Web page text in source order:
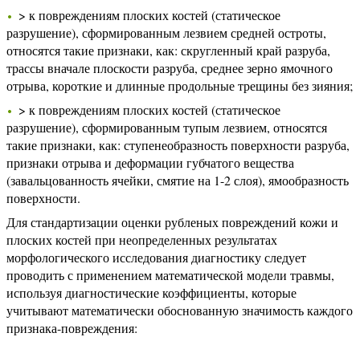
> к повреждениям плоских костей (статическое
разрушение), сформированным лезвием средней остроты,
относятся такие признаки, как: скругленный край разруба,
трассы вначале плоскости разруба, среднее зерно ямочного
отрыва, короткие и длинные продольные трещины без зияния;
> к повреждениям плоских костей (статическое
разрушение), сформированным тупым лезвием, относятся
такие признаки, как: ступенеобразность поверхности разруба,
признаки отрыва и деформации губчатого вещества
(завальцованность ячейки, смятие на 1-2 слоя), ямообразность
поверхности.
Для стандартизации оценки рубленых повреждений кожи и
плоских костей при неопределенных результатах
морфологического исследования диагностику следует
проводить с применением математической модели травмы,
используя диагностические коэффициенты, которые
учитывают математически обоснованную значимость каждого
признака-повреждения: